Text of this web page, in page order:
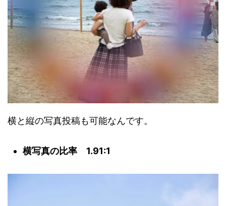
横と縦の写真投稿も可能なんです。
横写真の比率 1.91:1